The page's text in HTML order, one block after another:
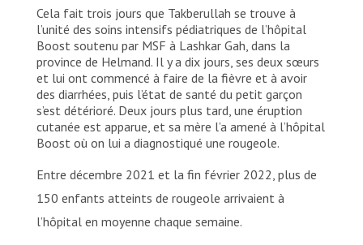
Cela fait trois jours que Takberullah se trouve à
l’unité des soins intensifs pédiatriques de l’hôpital
Boost soutenu par MSF à Lashkar Gah, dans la
province de Helmand. Il y a dix jours, ses deux sœurs
et lui ont commencé à faire de la fièvre et à avoir
des diarrhées, puis l’état de santé du petit garçon
s’est détérioré. Deux jours plus tard, une éruption
cutanée est apparue, et sa mère l’a amené à l’hôpital
Boost où on lui a diagnostiqué une rougeole.
Entre décembre 2021 et la fin février 2022, plus de
150 enfants atteints de rougeole arrivaient à
l’hôpital en moyenne chaque semaine.